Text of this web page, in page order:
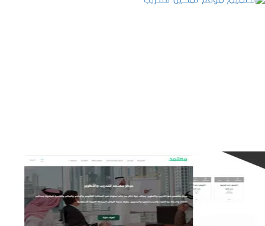
تصميم منصة معتمد للتدريب